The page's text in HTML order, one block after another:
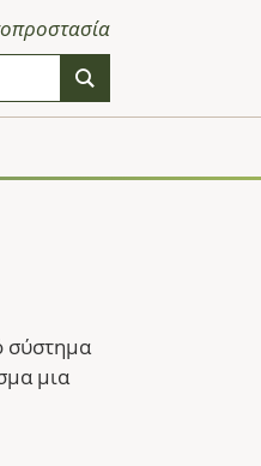
σύστημα
μια